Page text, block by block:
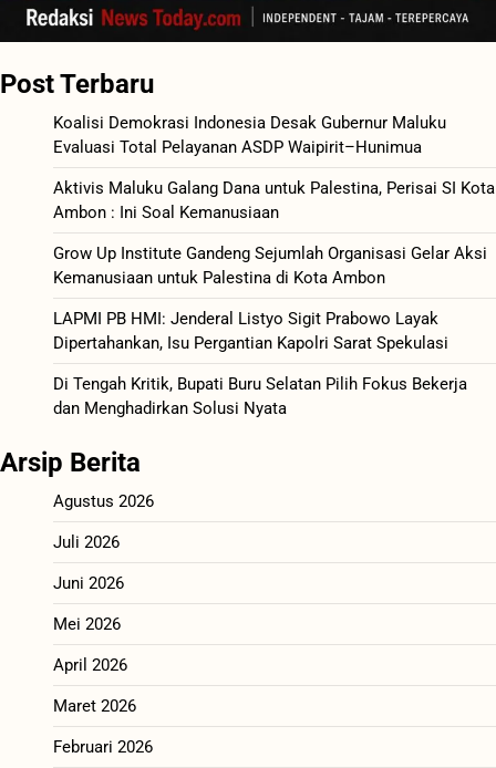
Post Terbaru
Koalisi Demokrasi Indonesia Desak Gubernur Maluku
Evaluasi Total Pelayanan ASDP Waipirit–Hunimua
Aktivis Maluku Galang Dana untuk Palestina, Perisai SI Kota
Ambon : Ini Soal Kemanusiaan
Grow Up Institute Gandeng Sejumlah Organisasi Gelar Aksi
Kemanusiaan untuk Palestina di Kota Ambon
LAPMI PB HMI: Jenderal Listyo Sigit Prabowo Layak
Dipertahankan, Isu Pergantian Kapolri Sarat Spekulasi
Di Tengah Kritik, Bupati Buru Selatan Pilih Fokus Bekerja
dan Menghadirkan Solusi Nyata
Arsip Berita
Agustus 2026
Juli 2026
Juni 2026
Mei 2026
April 2026
Maret 2026
Februari 2026